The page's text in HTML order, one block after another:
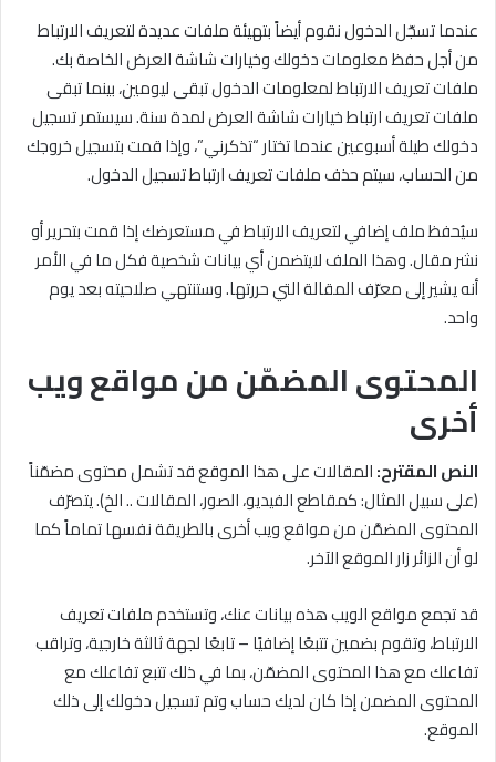
عندما تسجّل الدخول نقوم أيضاً بتهيئة ملفات عديدة لتعريف الارتباط
من أجل حفظ معلومات دخولك وخيارات شاشة العرض الخاصة بك.
ملفات تعريف الارتباط لمعلومات الدخول تبقى ليومين، بينما تبقى
ملفات تعريف ارتباط خيارات شاشة العرض لمدة سنة. سيستمر تسجيل
دخولك طيلة أسبوعين عندما تختار “تذكرني”، وإذا قمت بتسجيل خروجك
من الحساب، سيتم حذف ملفات تعريف ارتباط تسجيل الدخول.
سيُحفظ ملف إضافي لتعريف الارتباط في مستعرضك إذا قمت بتحرير أو
نشر مقال. وهذا الملف لايتضمن أي بيانات شخصية فكل ما في الأمر
أنه يشير إلى معرّف المقالة التي حررتها. وستنتهي صلاحيته بعد يوم
واحد.
المحتوى المضمّن من مواقع ويب
أخرى
النص المقترح:المقالات على هذا الموقع قد تشمل محتوى مضمّناً
(على سبيل المثال: كمقاطع الفيديو، الصور، المقالات .. الخ). يتصرّف
المحتوى المضمَّن من مواقع ويب أخرى بالطريقة نفسها تماماً كما
لو أن الزائر زار الموقع الآخر.
قد تجمع مواقع الويب هذه بيانات عنك، وتستخدم ملفات تعريف
الارتباط، وتقوم بضمين تتبعًا إضافيًا – تابعًا لجهة ثالثة خارجية، وتراقب
تفاعلك مع هذا المحتوى المضمّن، بما في ذلك تتبع تفاعلك مع
المحتوى المضمن إذا كان لديك حساب وتم تسجيل دخولك إلى ذلك
الموقع.